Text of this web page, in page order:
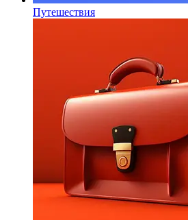
Путешествия